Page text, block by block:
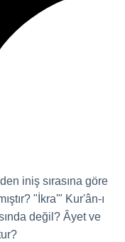
iniş sırasına göre
"İkra'" Kur'ân-ı
değil? Âyet ve